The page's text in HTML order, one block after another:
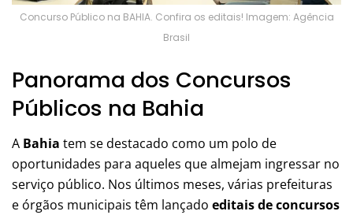
Concurso Público na BAHIA. Confira os editais! Imagem: Agência
Brasil
Panorama dos Concursos
Públicos na Bahia
A Bahia tem se destacado como um polo de
oportunidades para aqueles que almejam ingressar no
serviço público. Nos últimos meses, várias prefeituras
e órgãos municipais têm lançado editais de concursos